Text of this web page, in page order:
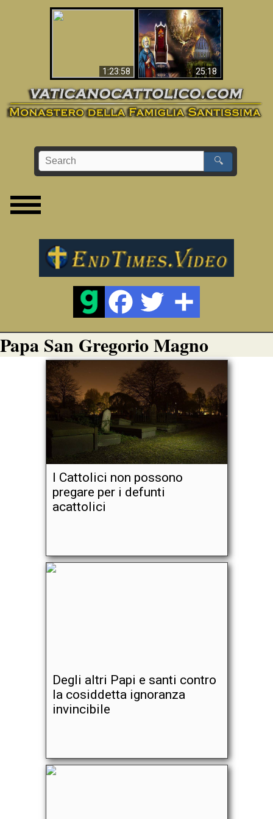
1:23:58 25:18
La Bibbia ha previsto
70 anni senza Papa?
🔍
Papa San Gregorio Magno
I Cattolici non possono
pregare per i defunti
acattolici
Degli altri Papi e santi contro
la cosiddetta ignoranza
invincibile